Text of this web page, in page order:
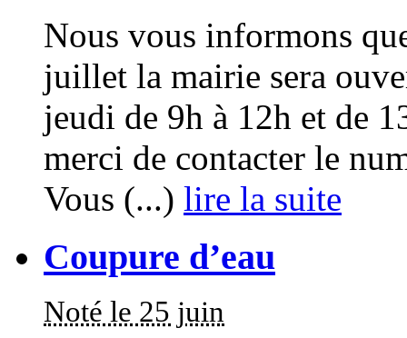
Nous vous informons
juillet la mairie sera
jeudi de 9h à 12h et de
merci de contacter le
Vous (...) lire la suite
Coupure d’eau
Noté le 25 juin